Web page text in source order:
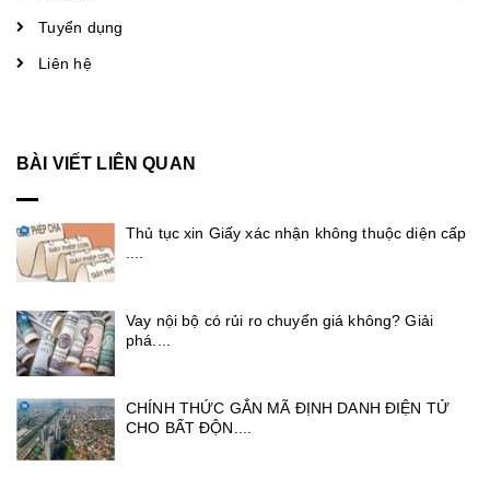
Tuyển dụng
Liên hệ
BÀI VIẾT LIÊN QUAN
Thủ tục xin Giấy xác nhận không thuộc diện cấp
Vay nội bộ có rủi ro chuyển giá không? Giải
phá....
CHÍNH THỨC GẮN MÃ ĐỊNH DANH ĐIỆN TỬ
CHO BẤT ĐỘN....